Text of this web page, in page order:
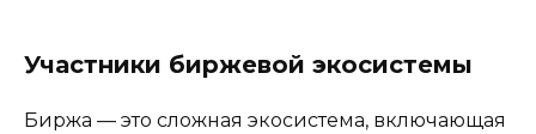
Участники биржевой экосистемы
Биржа — это сложная экосистема, включающая